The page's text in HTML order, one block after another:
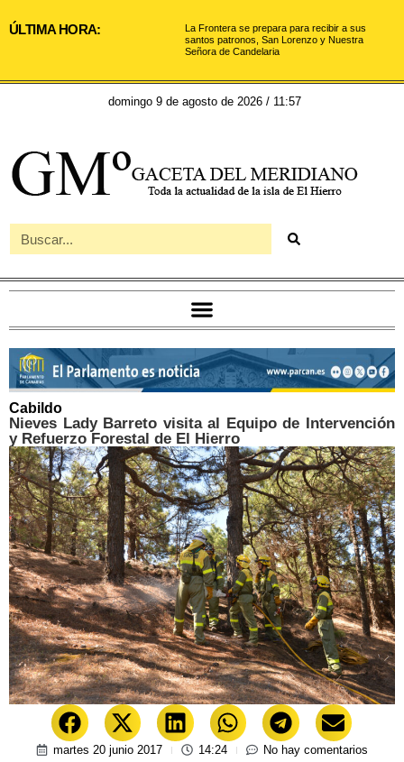
ÚLTIMA HORA:
La Frontera se prepara para recibir a sus
santos patronos, San Lorenzo y Nuestra
Señora de Candelaria
domingo 9 de agosto de 2026 / 11:57
Cabildo
Nieves Lady Barreto visita al Equipo de Intervención
y Refuerzo Forestal de El Hierro
martes 20 junio 2017 14:24
No hay comentarios